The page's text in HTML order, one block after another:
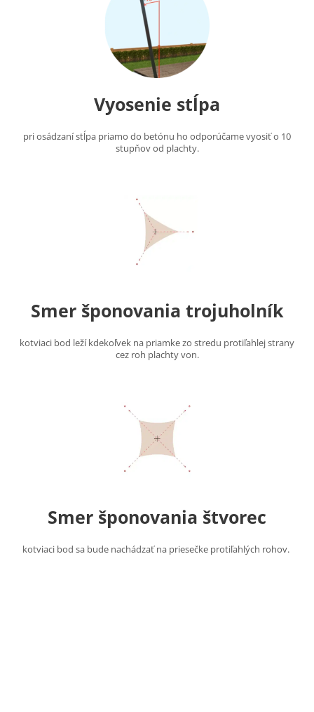
Vyosenie stĺpa
pri osádzaní stĺpa priamo do betónu ho odporúčame vyosiť o 10
stupňov od plachty.
Smer šponovania trojuholník
kotviaci bod leží kdekoľvek na priamke zo stredu protiľahlej strany
cez roh plachty von.
Smer šponovania štvorec
kotviaci bod sa bude nachádzať na priesečke protiľahlých rohov.